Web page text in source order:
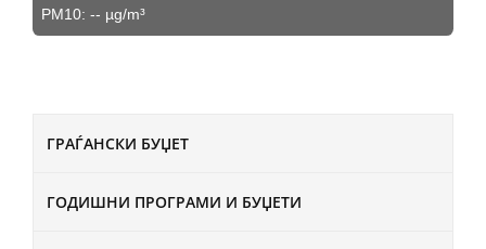
ГРАЃАНСКИ БУЏЕТ
ГОДИШНИ ПРОГРАМИ И БУЏЕТИ
PM10: -- µg/m³